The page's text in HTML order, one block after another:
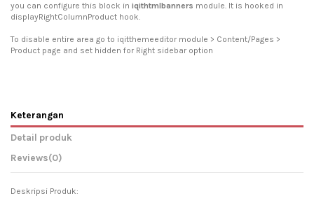
you can configure this block in iqithtmlbanners module. It is hooked in
displayRightColumnProduct hook.
To disable entire area go to iqitthemeeditor module > Content/Pages >
Product page and set hidden for Right sidebar option
Keterangan
Detail produk
Reviews(0)
Deskripsi Produk: